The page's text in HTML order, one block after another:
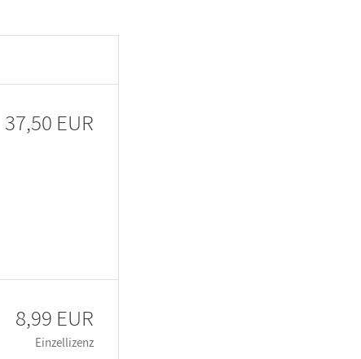
37,50 EUR
8,99 EUR
Einzellizenz